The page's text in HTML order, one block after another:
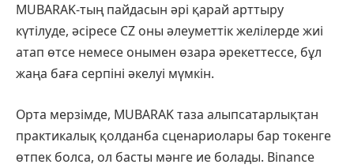
MUBARAK-тың пайдасын әрі қарай арттыру
күтілуде, әсіресе CZ оны әлеуметтік желілерде жиі
атап өтсе немесе онымен өзара әрекеттессе, бұл
жаңа баға серпіні әкелуі мүмкін.
Орта мерзімде, MUBARAK таза алыпсатарлықтан
практикалық қолданба сценариолары бар токенге
өтпек болса, ол басты мәнге ие болады. Binance